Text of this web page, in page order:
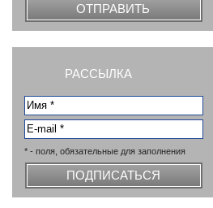
ОТПРАВИТЬ
РАССЫЛКА
* - поля, обязательные для заполнения
ПОДПИСАТЬСЯ